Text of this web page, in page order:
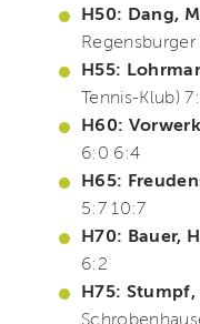
H50: Dang,
H55:
Tennis-Klub)
H60:
6:0 6:4
H65:
5:7 10:7
H70: Bauer,
6:2
H75: Stumpf,